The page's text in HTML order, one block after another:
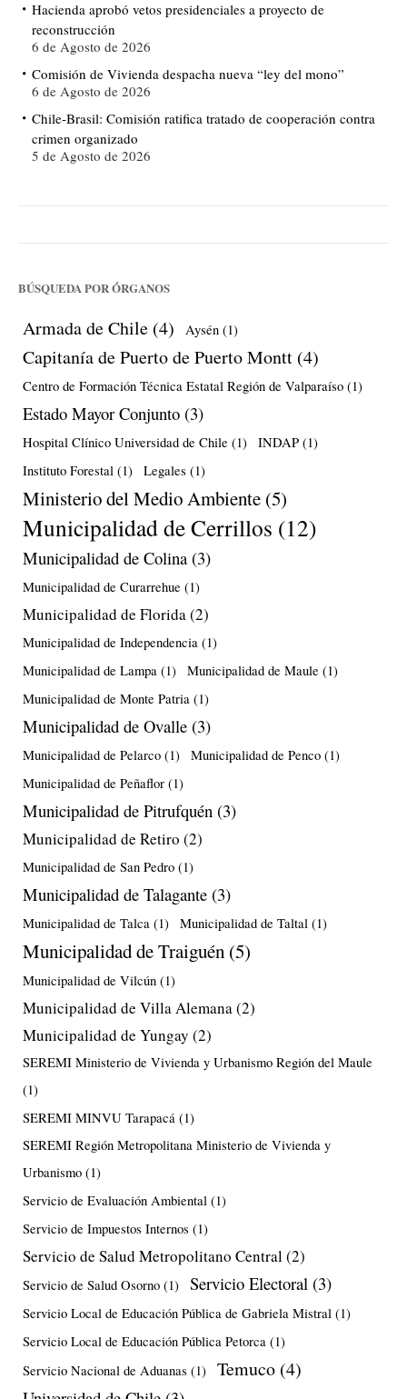
Hacienda aprobó vetos presidenciales a proyecto de
reconstrucción
6 de Agosto de 2026
Comisión de Vivienda despacha nueva “ley del mono”
6 de Agosto de 2026
Chile-Brasil: Comisión ratifica tratado de cooperación contra
crimen organizado
5 de Agosto de 2026
BÚSQUEDA POR ÓRGANOS
Armada de Chile (4) Aysén (1)
Capitanía de Puerto de Puerto Montt (4)
Centro de Formación Técnica Estatal Región de Valparaíso (1)
Estado Mayor Conjunto (3)
Hospital Clínico Universidad de Chile (1) INDAP (1)
Instituto Forestal (1) Legales (1)
Ministerio del Medio Ambiente (5)
Municipalidad de Cerrillos (12)
Municipalidad de Colina (3)
Municipalidad de Curarrehue (1)
Municipalidad de Florida(2)
Municipalidad de Independencia (1)
Municipalidad de Lampa (1) Municipalidad de Maule (1)
Municipalidad de Monte Patria (1)
Municipalidad de Ovalle (3)
Municipalidad de Pelarco (1) Municipalidad de Penco (1)
Municipalidad de Peñaflor (1)
Municipalidad de Pitrufquén (3)
Municipalidad de Retiro (2)
Municipalidad de San Pedro (1)
Municipalidad de Talagante (3)
Municipalidad de Talca (1) Municipalidad de Taltal (1)
Municipalidad de Traiguén (5)
Municipalidad de Vilcún (1)
Municipalidad de Villa Alemana(2)
Municipalidad de Yungay (2)
SEREMI Ministerio de Vivienda y Urbanismo Región del Maule
(1)
SEREMI MINVU Tarapacá (1)
SEREMI Región Metropolitana Ministerio de Vivienda y
Urbanismo (1)
Servicio de Evaluación Ambiental (1)
Servicio de Impuestos Internos (1)
Servicio de Salud Metropolitano Central(2)
Servicio de Salud Osorno (1) Servicio Electoral (3)
Servicio Local de Educación Pública de Gabriela Mistral (1)
Servicio Local de Educación Pública Petorca (1)
Servicio Nacional de Aduanas (1) Temuco (4)